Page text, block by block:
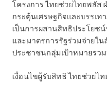
โครงการ ไทยช่วยไทยพลัส
กระตุ้นเศรษฐกิจและบรรเ
เป็นการผสานสิทธิประโยช
และมาตรการรัฐร่วมจ่ายใ
ประชาชนกลุ่มเป้าหมายรว
เงื่อนไขผู้รับสิทธิ ไทยช่วยไ